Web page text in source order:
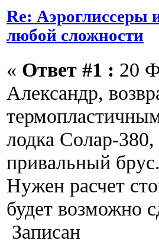
Re: Аэроглиссеры
любой сложности
« Ответ #1 : 20
Александр,
лодка Солар-
привальный брус.
Нужен расчет
будет возможно
Записан